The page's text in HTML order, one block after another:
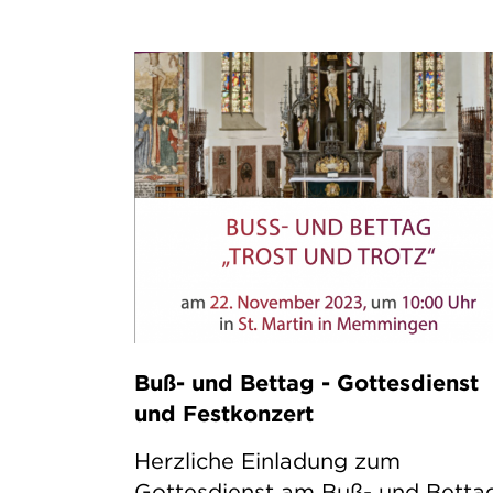
Buß- und Bettag - Gottesdienst
und Festkonzert
Herzliche Einladung zum